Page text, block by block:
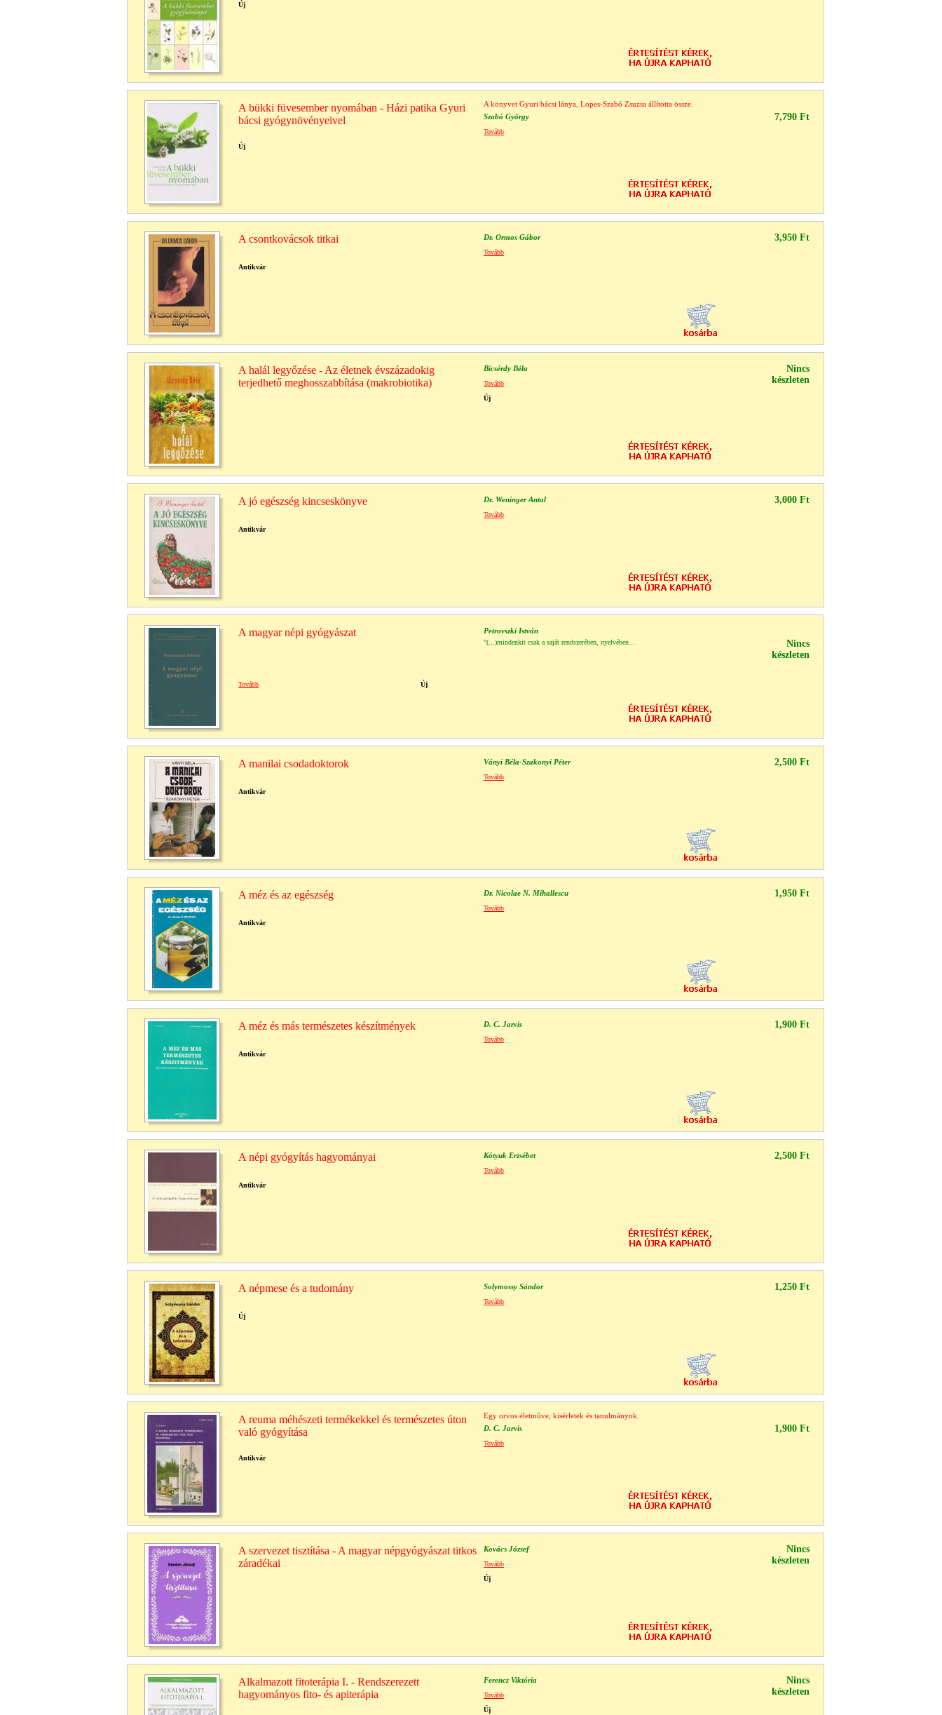
Új
A bükki füvesember nyomában - Házi patika Gyuri
bácsi gyógynövényeivel
A könyvet Gyuri bácsi lánya, Lopes-Szabó Zsuzsa állította össze.
Szabó György
7,790 Ft
Tovább
Új
A csontkovácsok titkai Dr. Ormos Gábor 3,950 Ft
Tovább
Antikvár
A halál legyőzése - Az életnek évszázadokig
terjedhető meghosszabbítása (makrobiotika)
Bicsérdy Béla
Nincs
készleten
Tovább
Új
A jó egészség kincseskönyve Dr. Weninger Antal 3,000 Ft
Tovább
Antikvár
A magyar népi gyógyászat Petrovszki István
"(...)mindenkit csak a saját rendszerében, nyelvében...
Nincs
készleten
Tovább Új
A manilai csodadoktorok Ványi Béla-Szakonyi Péter 2,500 Ft
Tovább
Antikvár
A méz és az egészség Dr. Nicolae N. Mihallescu 1,950 Ft
Tovább
Antikvár
A méz és más természetes készítmények D. C. Jarvis 1,900 Ft
Tovább
Antikvár
A népi gyógyítás hagyományai Kótyuk Erzsébet 2,500 Ft
Tovább
Antikvár
A népmese és a tudomány Solymossy Sándor 1,250 Ft
Tovább
Új
A reuma méhészeti termékekkel és természetes úton
való gyógyítása
Egy orvos életműve, kisérletek és tanulmányok.
D. C. Jarvis
1,900 Ft
Tovább
Antikvár
A szervezet tisztítása - A magyar népgyógyászat titkos
záradékai
Kovács József
Nincs
készleten
Tovább
Új
Alkalmazott fitoterápia I. - Rendszerezett
hagyományos fito- és apiterápia
Ferencz Viktória
Nincs
készleten
Tovább
Új